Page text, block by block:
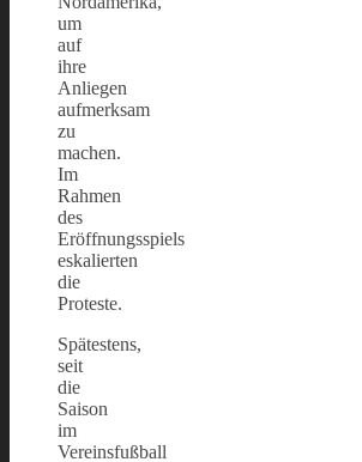
um
auf
ihre
Anliegen
aufmerksam
zu
machen.
Im
Rahmen
des
Eröffnungsspiels
eskalierten
die
Proteste.
Spätestens,
seit
die
Saison
im
Vereinsfußball